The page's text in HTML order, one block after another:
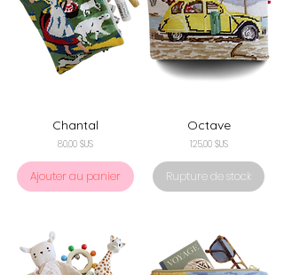
Chantal
Prix
80,00 $US
Ajouter au panier
Octave
Prix
125,00 $US
Rupture de stock